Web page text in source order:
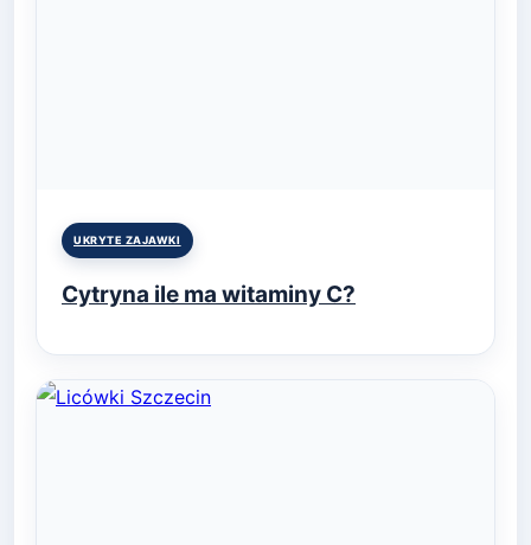
Posted
UKRYTE ZAJAWKI
Cytryna ile ma witaminy C?